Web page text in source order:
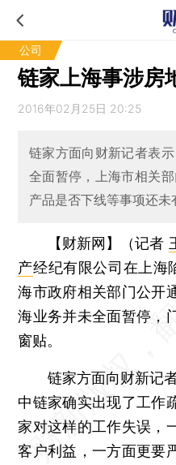
公司
链家上海事涉房
2016年02月25日 20:25
链家方面向财新记者表
全面暂停，上海市相关
产品是否下线等事项还未
【财新网】（记者
产经纪有限公司在上海
海市政府相关部门公开
海业务并未全面暂停，
窗贴。
链家方面向财新记者
中链家确实出现了工作
家对这样的工作失误，
客户利益，一方面更要